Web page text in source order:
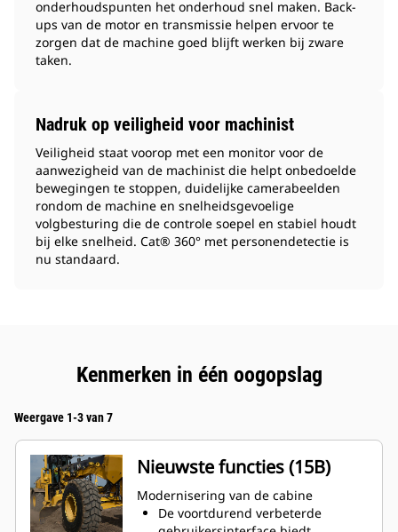
onderhoudspunten het onderhoud snel maken. Back-
ups van de motor en transmissie helpen ervoor te
zorgen dat de machine goed blijft werken bij zware
taken.
Nadruk op veiligheid voor machinist
Veiligheid staat voorop met een monitor voor de
aanwezigheid van de machinist die helpt onbedoelde
bewegingen te stoppen, duidelijke camerabeelden
rondom de machine en snelheidsgevoelige
volgbesturing die de controle soepel en stabiel houdt
bij elke snelheid. Cat® 360° met personendetectie is
nu standaard.
Kenmerken in één oogopslag
Weergave 1-3 van 7
Nieuwste functies (15B)
Modernisering van de cabine
De voortdurend verbeterde